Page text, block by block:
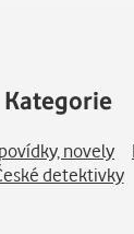
místní skupina
členové se
stěny kostelů?
roku 1945, kdy
Kategorie
novely
detektivky